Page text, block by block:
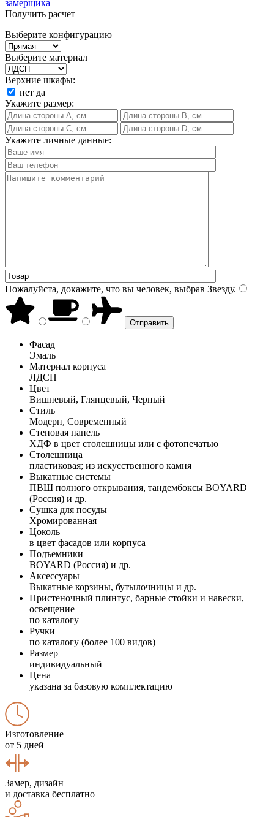
замерщика
Получить расчет
Выберите конфигурацию
Выберите материал
Верхние шкафы:
нет да
Укажите размер:
Укажите личные данные:
Пожалуйста, докажите, что вы человек, выбрав Звезду.
Фасад
Эмаль
Материал корпуса
ЛДСП
Цвет
Вишневый, Глянцевый, Черный
Стиль
Модерн, Современный
Стеновая панель
ХДФ в цвет столешницы или с фотопечатью
Столешница
пластиковая; из искусственного камня
Выкатные системы
ПВШ полного открывания, тандембоксы BOYARD
(Россия) и др.
Сушка для посуды
Хромированная
Цоколь
в цвет фасадов или корпуса
Подъемники
BOYARD (Россия) и др.
Аксессуары
Выкатные корзины, бутылочницы и др.
Пристеночный плинтус, барные стойки и навески,
освещение
по каталогу
Ручки
по каталогу (более 100 видов)
Размер
индивидуальный
Цена
указана за базовую комплектацию
Изготовление
от 5 дней
Замер, дизайн
и доставка бесплатно